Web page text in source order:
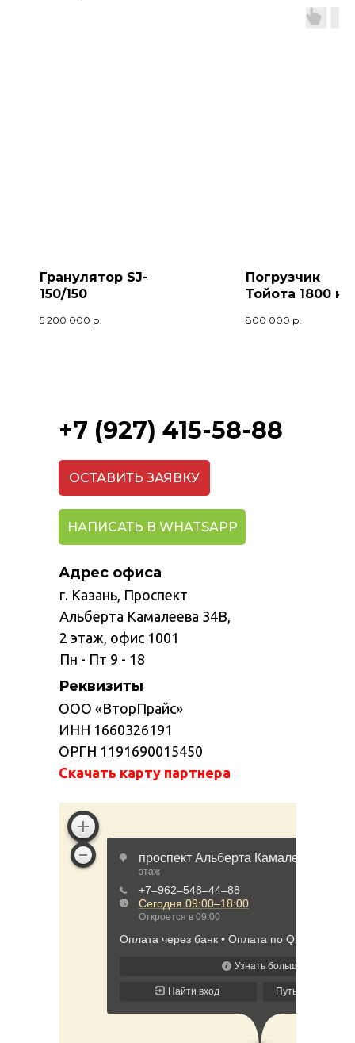
Гранулятор SJ-
150/150
5 200 000 р.
Погрузчик
Тойота 1800 кг.
800 000 р.
+7 (927) 415-58-88
Адрес офиса
Реквизиты
г. Казань, Проспект
Альберта Камалеева 34В,
2 этаж, офис 1001
Пн - Пт 9 - 18
ООО «ВторПрайс»
ИНН 1660326191
ОРГН 1191690015450
Скачать карту партнера
ОСТАВИТЬ ЗАЯВКУ
НАПИСАТЬ В WHATSAPP